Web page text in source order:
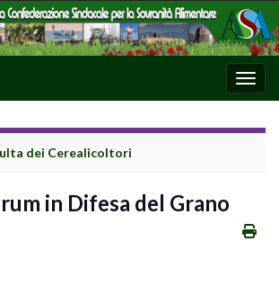
dei Cerealicoltori
in Difesa del Grano